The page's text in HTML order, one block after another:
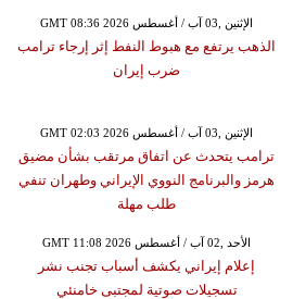
GMT 08:36 2026 الإثنين ,03 آب / أغسطس
الذهب يرتفع مع هبوط النفط إثر إرجاء ترامب
ضرب إيران
GMT 02:03 2026 الإثنين ,03 آب / أغسطس
ترامب يتحدث عن اتفاق مرتقب بشأن مضيق
هرمز والبرنامج النووي الإيراني وطهران تنفي
طلب مهلة
GMT 11:08 2026 الأحد ,02 آب / أغسطس
إعلام إيراني يكشف أسباب تجنب نشر
تسجيلات صوتية لمجتبى خامنئي